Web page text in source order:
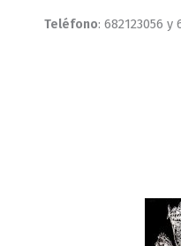
Teléfono: 682123056 y